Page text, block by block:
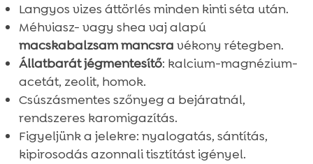
Langyos vizes áttörlés minden kinti séta után.
Méhviasz- vagy shea vaj alapú
macskabalzsam mancsra vékony rétegben.
Állatbarát jégmentesítő: kalcium-magnézium-
acetát, zeolit, homok.
Csúszásmentes szőnyeg a bejáratnál,
rendszeres karomigazítás.
Figyeljünk a jelekre: nyalogatás, sántítás,
kipirosodás azonnali tisztítást igényel.